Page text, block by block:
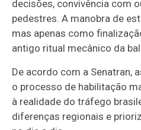
decisões, convivência com
pedestres. A manobra de
mas apenas como
antigo ritual mecânico da
De acordo com a Senatran,
o processo de habilitação
à realidade do tráfego
diferenças regionais e